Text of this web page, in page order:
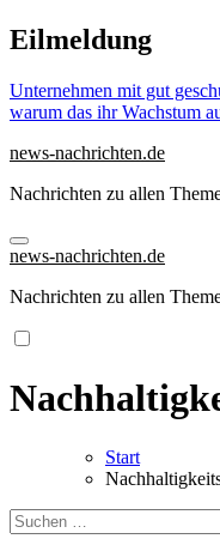
Zu
Inhalten
Eilmeldung
Unternehmen mit gut
warum das ihr Wachstum
news-nachrichten.de
Nachrichten zu allen
news-nachrichten.de
Nachrichten zu allen
Start
Suchen
nach: